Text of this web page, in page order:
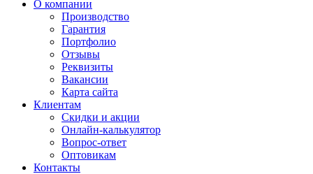
О компании
Производство
Гарантия
Портфолио
Отзывы
Реквизиты
Вакансии
Карта сайта
Клиентам
Скидки и акции
Онлайн-калькулятор
Вопрос-ответ
Оптовикам
Контакты